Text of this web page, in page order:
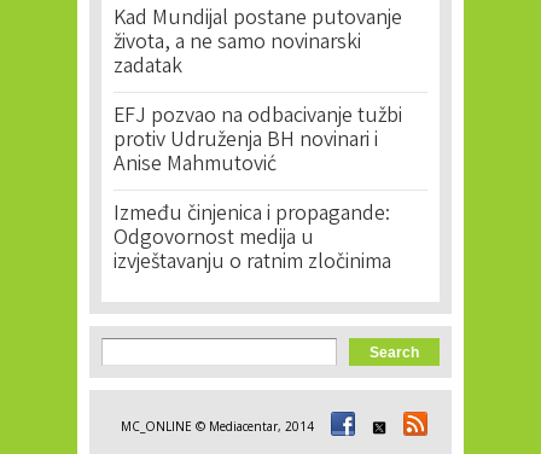
Kad Mundijal postane putovanje
života, a ne samo novinarski
zadatak
EFJ pozvao na odbacivanje tužbi
protiv Udruženja BH novinari i
Anise Mahmutović
Između činjenica i propagande:
Odgovornost medija u
izvještavanju o ratnim zločinima
Search form
Search
MC_ONLINE © Mediacentar, 2014